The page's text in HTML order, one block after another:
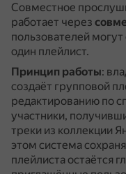
Совместное
работает через
пользователей
один плейлист.
Принцип работы:
создаёт групповой
редактированию по
участники,
треки из коллекции
этом система
плейлиста остаётся